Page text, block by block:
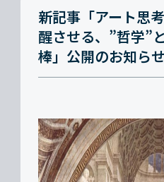
新記事「アート思
醒させる、”哲学”
棒」公開のお知らせ